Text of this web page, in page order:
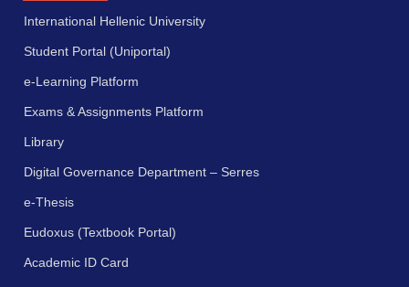
International Hellenic University
Student Portal (Uniportal)
e-Learning Platform
Exams & Assignments Platform
Library
Digital Governance Department – Serres
e-Thesis
Eudoxus (Textbook Portal)
Academic ID Card